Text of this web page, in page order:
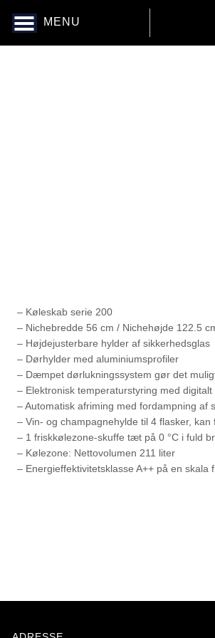
MENU
– Køleskab serie 200
– Nichebredde 56 cm / Nichehøjde 122.5
– Højdejusterbare hylder af sikkerhedsglas
– Dørhylder med aluminiumsprofiler
– Dæmpet dørlukningssystem gør det
– Elektronisk temperaturstyring med digitalt
– Automatisk afriming med fordampning af
– Vin- og champagnehylde til 4 flasker, kan
– 1 friskkølezone-skuffe tæt på 0 °C i fuld
– Kølezone: Nettovolumen 211 liter
– Energieffektivitetsklasse A++ på en skala